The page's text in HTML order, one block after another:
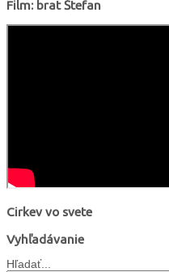
Film: brat Štefan
Cirkev vo svete
Vyhľadávanie
Hľadať...